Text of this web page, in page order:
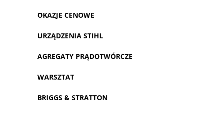
OKAZJE CENOWE
URZĄDZENIA STIHL
AGREGATY PRĄDOTWÓRCZE
WARSZTAT
BRIGGS & STRATTON